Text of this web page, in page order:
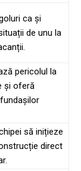
ca și
de unu la
pericolul la
și oferă
să inițieze
direct